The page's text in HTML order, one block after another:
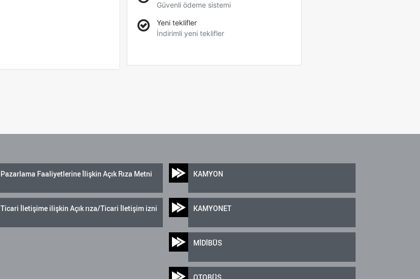
Güvenli ödeme sistemi
Yeni teklifler
İndirimli yeni teklifler
Pazarlama Faaliyetlerine İlişkin Açık Rıza Metni
Ticari İletişime ilişkin Açık rıza/Ticari İletişim izni
KAMYON
KAMYONET
MİDİBÜS